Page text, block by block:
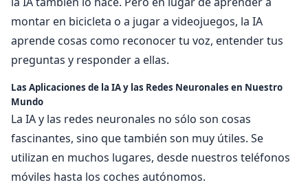
montar en bicicleta o a jugar a videojuegos, la IA
aprende cosas como reconocer tu voz, entender tus
preguntas y responder a ellas.
Las Aplicaciones de la IA y las Redes Neuronales en Nuestro
Mundo
La IA y las redes neuronales no sólo son cosas
fascinantes, sino que también son muy útiles. Se
utilizan en muchos lugares, desde nuestros teléfonos
móviles hasta los coches autónomos.